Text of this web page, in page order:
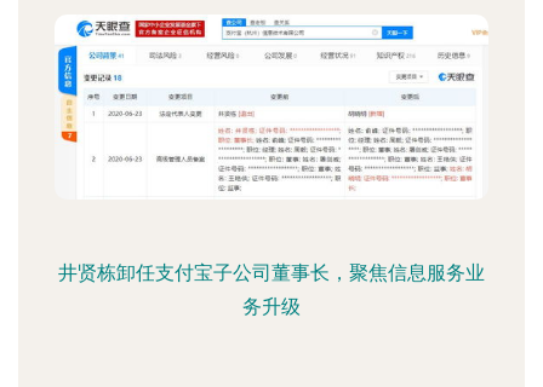
井贤栋卸任支付宝子公司董事长，聚焦信息服务业
务升级